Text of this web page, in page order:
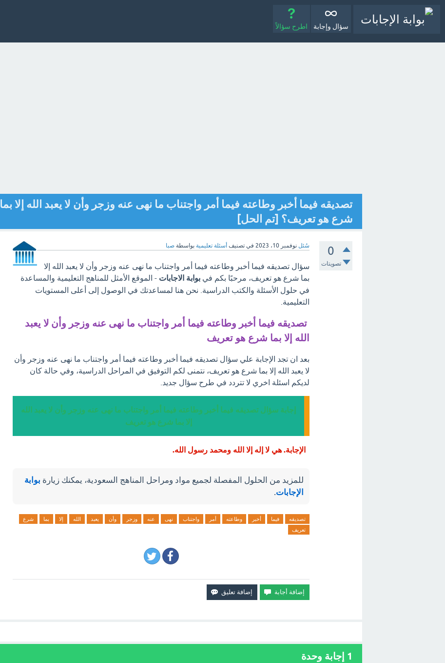
سؤال وإجابة اطرح سؤالاً
تصديقه فيما أخبر وطاعته فيما أمر واجتناب ما نهى عنه وزجر وأن لا يعبد الله إلا بما
شرع هو تعريف؟ [تم الحل]
0
تصويتات
سُئل نوفمبر 10، 2023 في تصنيف أسئلة تعليمية بواسطة صبا
سؤال تصديقه فيما أخبر وطاعته فيما أمر واجتناب ما نهى عنه وزجر وأن لا يعبد الله إلا
بما شرع هو تعريف، مرحبًا بكم في بوابة الاجابات - الموقع الأمثل للمناهج التعليمية والمساعدة
في حلول الأسئلة والكتب الدراسية. نحن هنا لمساعدتك في الوصول إلى أعلى المستويات
التعليمية.
تصديقه فيما أخبر وطاعته فيما أمر واجتناب ما نهى عنه وزجر وأن لا يعبد
الله إلا بما شرع هو تعريف
بعد ان تجد الإجابة علي سؤال تصديقه فيما أخبر وطاعته فيما أمر واجتناب ما نهى عنه وزجر وأن
لا يعبد الله إلا بما شرع هو تعريف، نتمنى لكم التوفيق في المراحل الدراسية، وفي حالة كان
لديكم اسئلة اخري لا تتردد في طرح سؤال جديد.
إجابة سؤال تصديقه فيما أخبر وطاعته فيما أمر واجتناب ما نهى عنه وزجر وأن لا يعبد الله
إلا بما شرع هو تعريف
الإجابة. هي لا إله إلا الله ومحمد رسول الله.
للمزيد من الحلول المفصلة لجميع مواد ومراحل المناهج السعودية، يمكنك زيارة بوابة
الإجابات.
تصديقه فيما أخبر وطاعته أمر واجتناب نهى عنه وزجر وأن يعبد الله إلا بما
شرع
تعريف
1 إجابة وحدة